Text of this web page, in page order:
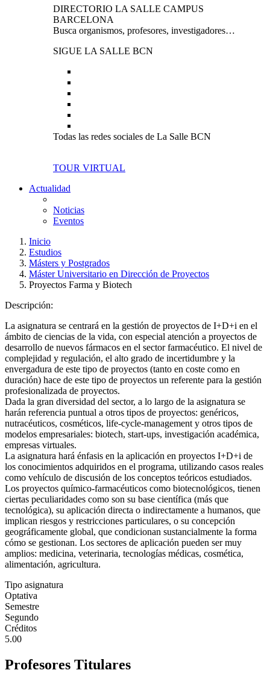
DIRECTORIO LA SALLE CAMPUS
BARCELONA
Busca organismos, profesores, investigadores…
SIGUE LA SALLE BCN
Todas las redes sociales de La Salle BCN
TOUR VIRTUAL
Actualidad
Noticias
Eventos
Inicio
Estudios
Másters y Postgrados
Máster Universitario en Dirección de Proyectos
Proyectos Farma y Biotech
Descripción:
La asignatura se centrará en la gestión de proyectos de I+D+i en el
ámbito de ciencias de la vida, con especial atención a proyectos de
desarrollo de nuevos fármacos en el sector farmacéutico. El nivel de
complejidad y regulación, el alto grado de incertidumbre y la
envergadura de este tipo de proyectos (tanto en coste como en
duración) hace de este tipo de proyectos un referente para la gestión
profesionalizada de proyectos.
Dada la gran diversidad del sector, a lo largo de la asignatura se
harán referencia puntual a otros tipos de proyectos: genéricos,
nutracéuticos, cosméticos, life-cycle-management y otros tipos de
modelos empresariales: biotech, start-ups, investigación académica,
empresas virtuales.
La asignatura hará énfasis en la aplicación en proyectos I+D+i de
los conocimientos adquiridos en el programa, utilizando casos reales
como vehículo de discusión de los conceptos teóricos estudiados.
Los proyectos químico-farmacéuticos como biotecnológicos, tienen
ciertas peculiaridades como son su base científica (más que
tecnológica), su aplicación directa o indirectamente a humanos, que
implican riesgos y restricciones particulares, o su concepción
geográficamente global, que condicionan sustancialmente la forma
cómo se gestionan. Los sectores de aplicación pueden ser muy
amplios: medicina, veterinaria, tecnologías médicas, cosmética,
alimentación, agricultura.
Tipo asignatura
Optativa
Semestre
Segundo
Créditos
5.00
Profesores Titulares